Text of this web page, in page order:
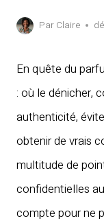
Par Claire
En quête du
: où le dénicher,
authenticité,
obtenir de vrais
multitude de
confidentielles
compte pour ne